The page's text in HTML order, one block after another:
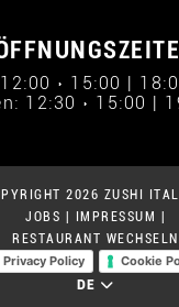
› 15:00 |
12:30 › 15:00 |
2026 ZUSHI
JOBS
IMPRESSUM
RESTAURANT WECHSELN
Privacy Policy
Cookie
DE